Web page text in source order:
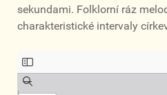
sekundami. Folklorní ráz
charakteristické intervaly